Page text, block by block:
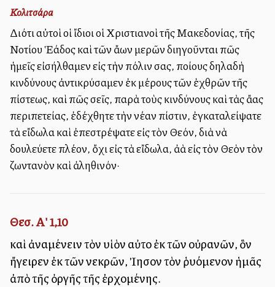
Κολιτσάρα
Διότι αὐτοὶ οἱ ἴδιοι οἱ Χριστιανοὶ τῆς Μακεδονίας, τῆς
Νοτίου Ἑλλάδος καὶ τῶν ἄλλων μερῶν διηγοῦνται πῶς
ἡμεῖς εἰσήλθαμεν εἰς τὴν πόλιν σας, ποίους δηλαδὴ
κινδύνους ἀντικρύσαμεν ἐκ μέρους τῶν ἐχθρῶν τῆς
πίστεως, καὶ πῶς σεῖς, παρὰ τοὺς κινδύνους καὶ τὰς ἄλλας
περιπετείας, ἐδέχθητε τὴν νέαν πίστιν, ἐγκαταλείψατε
τὰ εἴδωλα καὶ ἐπεστρέψατε εἰς τὸν Θεόν, διὰ νὰ
δουλεύετε πλέον, ὄχι εἰς τὰ εἴδωλα, ἀλλὰ εἰς τὸν Θεὸν τὸν
ζωντανὸν καὶ ἀληθινόν·
Θεσ. Α' 1,10
καὶ ἀναμένειν τὸν υἱὸν αὐτοῦ ἐκ τῶν οὐρανῶν, ὃν
ἤγειρεν ἐκ τῶν νεκρῶν, Ἰησοῦν τὸν ῥυόμενον ἡμᾶς
ἀπὸ τῆς ὀργῆς τῆς ἐρχομένης.